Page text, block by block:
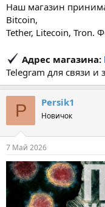
Наш магазин
Bitcoin,
Tether, Litecoin, Tron.
Адрес магазина:
Telegram для связи и
P Persik1
Новичок
7 Май 2026